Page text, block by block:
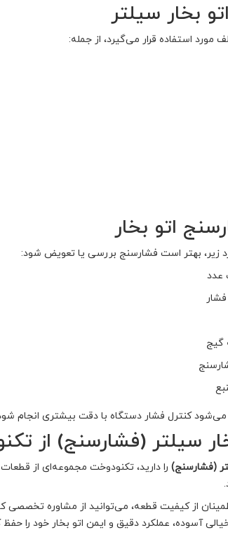
بخار سیلتر
مورد استفاده قرار می‌گیرد، از جمله:
اتو بخار
زیر، بهتر است فشارسنج بررسی یا تعویض شود:
عدد
گیج
کنترل فشار دستگاه با دقت بیشتری انجام
سیلتر (فشارسنج) از
(فشارسنج)را دارید، تکنودوخت مجموعه‌ای از
از کیفیت قطعه، می‌توانید از مشاوره تخصصی
آسوده، عملکرد دقیق و ایمن اتو بخار خود را حفظ